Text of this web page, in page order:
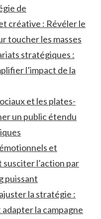
de⁢
créative : Révéler le
toucher les masses
stratégiques :
l’impact de ‍la
et les plates-
un public ‍étendu
et
l’action par
puissant
la ‌stratégie :
la campagne